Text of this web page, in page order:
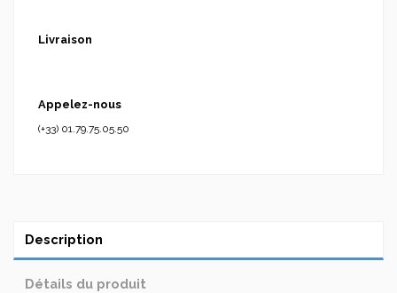
Livraison
Appelez-nous
(+33) 01.79.75.05.50
Description
Détails du produit